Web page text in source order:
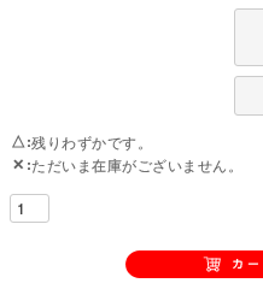
△ 残りわずかです。
✕ ただいま在庫がございません。